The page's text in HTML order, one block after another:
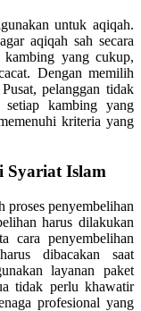
untuk aqiqah.
aqiqah sah secara
kambing yang cukup,
Dengan memilih
pelanggan tidak
kambing yang
kriteria yang
Syariat Islam
proses penyembelihan
harus dilakukan
cara penyembelihan
dibacakan saat
layanan paket
tidak perlu khawatir
profesional yang